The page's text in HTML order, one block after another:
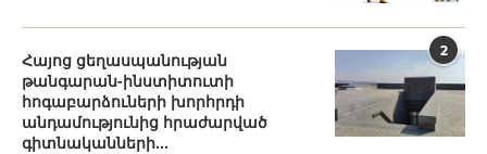
2
Հայոց ցեղասպանության
թանգարան-ինստիտուտի
հոգաբարձուների խորհրդի
անդամությունից հրաժարված
գիտնականների...